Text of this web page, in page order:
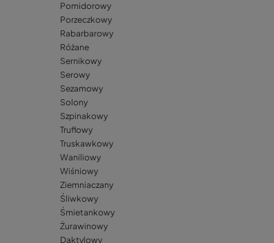
Pomidorowy
Porzeczkowy
Rabarbarowy
Różane
Sernikowy
Serowy
Sezamowy
Solony
Szpinakowy
Truflowy
Truskawkowy
Waniliowy
Wiśniowy
Ziemniaczany
Śliwkowy
Śmietankowy
Żurawinowy
Daktylowy